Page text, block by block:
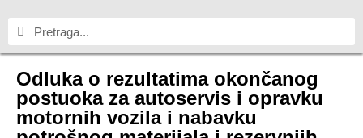
Odluka o rezultatima okončanog
postuoka za autoservis i opravku
motornih vozila i nabavku